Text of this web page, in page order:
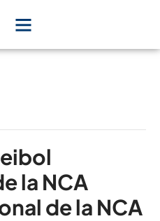
la NCA
de la NCA